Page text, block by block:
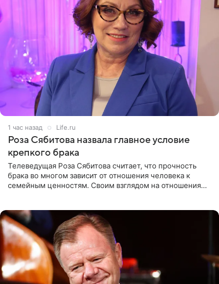
1 час назад Life.ru
Роза Сябитова назвала главное условие
крепкого брака
Телеведущая Роза Сябитова считает, что прочность
брака во многом зависит от отношения человека к
семейным ценностям. Своим взглядом на отношения